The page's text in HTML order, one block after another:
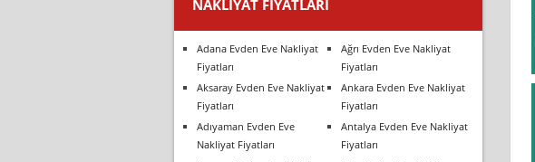
NAKLIYAT FIYATLARI
Adana Evden Eve Nakliyat
Fiyatları
Ağrı Evden Eve Nakliyat
Fiyatları
Aksaray Evden Eve Nakliyat
Fiyatları
Ankara Evden Eve Nakliyat
Fiyatları
Adıyaman Evden Eve
Nakliyat Fiyatları
Antalya Evden Eve Nakliyat
Fiyatları